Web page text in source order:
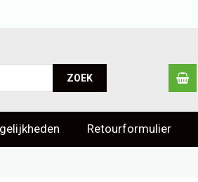
ZOEK
Retourformulier